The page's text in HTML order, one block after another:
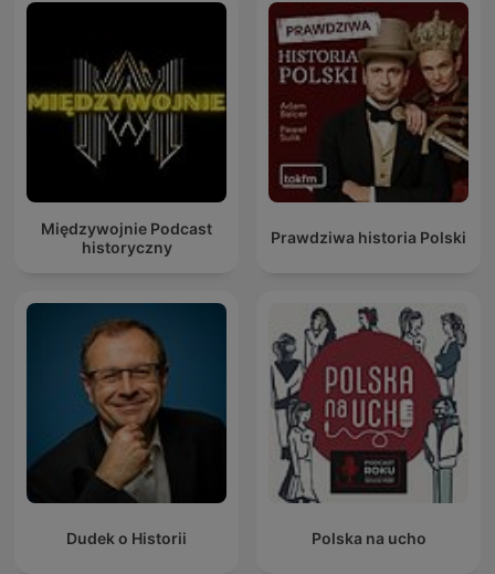
Międzywojnie Podcast
historyczny
Prawdziwa historia Polski
Dudek o Historii Polska na ucho